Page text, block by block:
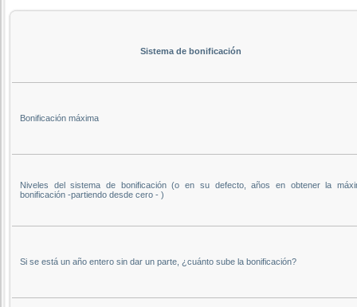
Sistema de bonificación
Bonificación máxima
Niveles del sistema de bonificación (o en su defecto, años en obtener la
bonificación -partiendo desde cero - )
Si se está un año entero sin dar un parte, ¿cuánto sube la bonificación?